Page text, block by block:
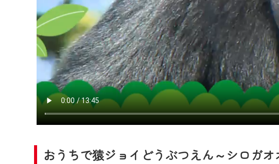
おうちで猿ジョイどうぶつえん～シロガ
※マイページへのログインには、MyIDが必要
※MyIDとは、CCNet Web TVを含むCCNetの
IDはお客様が使っているメールアドレスで設
（GmailやYahooなどのフリーメールアドレス
※マイページへのログイン・MyIDの新規登録
※CCNetアプリをご利用中の方は引き続きご
＜メンテナンス情報＞
CCNetWebTVのリニューアルにともないメ
日時 9/24 9:30～16:30